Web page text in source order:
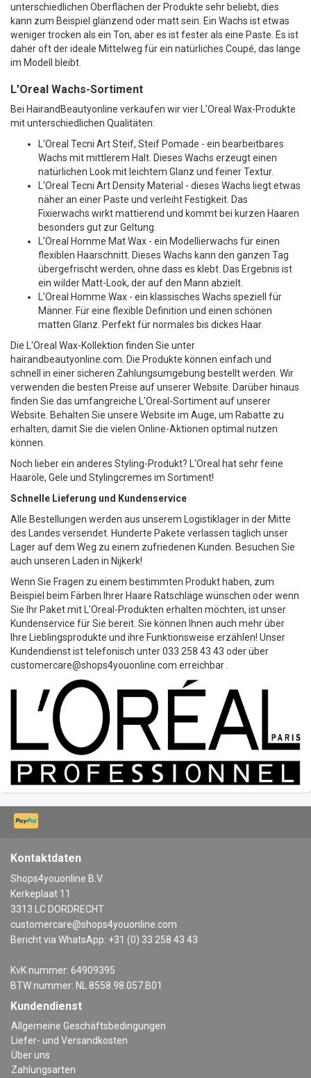
unterschiedlichen Oberflächen der Produkte sehr beliebt, dies
kann zum Beispiel glänzend oder matt sein. Ein Wachs ist etwas
weniger trocken als ein Ton, aber es ist fester als eine Paste. Es ist
daher oft der ideale Mittelweg für ein natürliches Coupé, das lange
im Modell bleibt.
L'Oreal Wachs-Sortiment
Bei HairandBeautyonline verkaufen wir vier L'Oreal Wax-Produkte
mit unterschiedlichen Qualitäten:
L'Oreal Tecni Art Steif, Steif Pomade - ein bearbeitbares
Wachs mit mittlerem Halt. Dieses Wachs erzeugt einen
natürlichen Look mit leichtem Glanz und feiner Textur.
L'Oreal Tecni Art Density Material - dieses Wachs liegt etwas
näher an einer Paste und verleiht Festigkeit. Das
Fixierwachs wirkt mattierend und kommt bei kurzen Haaren
besonders gut zur Geltung.
L'Oreal Homme Mat Wax - ein Modellierwachs für einen
flexiblen Haarschnitt. Dieses Wachs kann den ganzen Tag
übergefrischt werden, ohne dass es klebt. Das Ergebnis ist
ein wilder Matt-Look, der auf den Mann abzielt.
L'Oreal Homme Wax - ein klassisches Wachs speziell für
Männer. Für eine flexible Definition und einen schönen
matten Glanz. Perfekt für normales bis dickes Haar.
Die L'Oreal Wax-Kollektion finden Sie unter
hairandbeautyonline.com. Die Produkte können einfach und
schnell in einer sicheren Zahlungsumgebung bestellt werden. Wir
verwenden die besten Preise auf unserer Website. Darüber hinaus
finden Sie das umfangreiche L'Oreal-Sortiment auf unserer
Website. Behalten Sie unsere Website im Auge, um Rabatte zu
erhalten, damit Sie die vielen Online-Aktionen optimal nutzen
können.
Noch lieber ein anderes Styling-Produkt? L'Oreal hat sehr feine
Haaröle, Gele und Stylingcremes im Sortiment!
Schnelle Lieferung und Kundenservice
Alle Bestellungen werden aus unserem Logistiklager in der Mitte
des Landes versendet. Hunderte Pakete verlassen täglich unser
Lager auf dem Weg zu einem zufriedenen Kunden. Besuchen Sie
auch unseren Laden in Nijkerk!
Wenn Sie Fragen zu einem bestimmten Produkt haben, zum
Beispiel beim Färben Ihrer Haare Ratschläge wünschen oder wenn
Sie Ihr Paket mit L'Oreal-Produkten erhalten möchten, ist unser
Kundenservice für Sie bereit. Sie können Ihnen auch mehr über
Ihre Lieblingsprodukte und ihre Funktionsweise erzählen! Unser
Kundendienst ist telefonisch unter 033 258 43 43 oder über
customercare@shops4youonline.com erreichbar .
Kontaktdaten
Shops4youonline B.V.
Kerkeplaat 11
3313 LC DORDRECHT
customercare@shops4youonline.com
Bericht via WhatsApp: +31 (0) 33 258 43 43
KvK nummer: 64909395
BTW nummer: NL 8558.98.057.B01
Kundendienst
Allgemeine Geschäftsbedingungen
Liefer- und Versandkosten
Über uns
Zahlungsarten